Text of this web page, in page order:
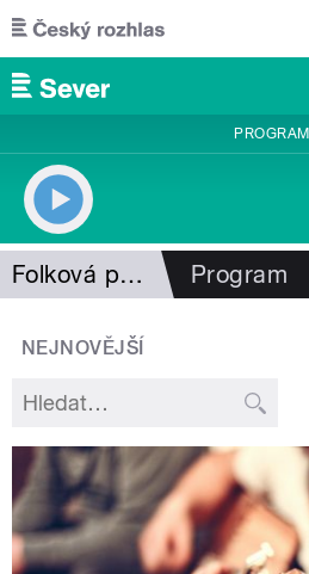
Přejít k hlavnímu obsahu
PROGRAM
Folková pohlazení Program
NEJNOVĚJŠÍ